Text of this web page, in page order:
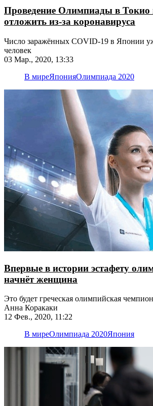
Проведение Олимпиады в Токио
отложить из-за коронавируса
Число заражённых COVID-19 в Японии
человек
03 Мар., 2020, 13:33
В миреЯпонияОлимпиада 2020
Впервые в истории эстафету
начнёт женщина
Это будет греческая олимпийская
Анна Коракаки
12 Фев., 2020, 11:22
В миреОлимпиада 2020Япония